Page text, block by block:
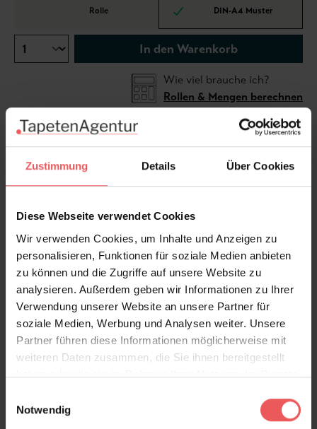
Zustimmung Details Über Cookies
Diese Webseite verwendet Cookies
Wir verwenden Cookies, um Inhalte und Anzeigen zu
personalisieren, Funktionen für soziale Medien anbieten
zu können und die Zugriffe auf unsere Website zu
analysieren. Außerdem geben wir Informationen zu Ihrer
Verwendung unserer Website an unsere Partner für
soziale Medien, Werbung und Analysen weiter. Unsere
Partner führen diese Informationen möglicherweise mit
weiteren Daten zusammen, die Sie ihnen bereitgestellt
haben oder die sie im Rahmen Ihrer Nutzung der Dienste
Notwendig
Rolle DIN-A4 Muster
In den Warenkorb
Wie viel brauche ich?
Rollen & Mengen berechnen
Die Tapete Sulpice Carbone von Casamance zeigt, wie
wirkungsvoll ein schlichtes Streifenbild sein kann. Das
verleiht dem Raum eine zurückhaltende Eleganz. Das
eine Wand Ruhe ausstrahlen soll, ohne ihre Präsenz
einzubüßen. Hergestellt in Italien.
Produktdetails
Versand & Zahlung
Bewertungen